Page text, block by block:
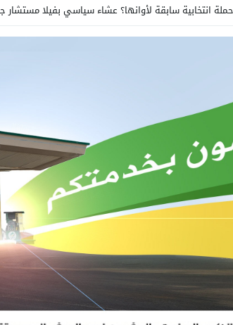
حملة انتخابية سابقة لأوانها؟ عشاء سياسي بفيلا
دولي حول قضايا الشباب والطلبة بالمنتدى
داهي يمثل وفد مدينة العيون في مؤتمر “مينا” العلمي
أتكارت يعلن اعتزال العمل السياسي ويدعو إلى
الحسيمة.. شاب في العشرينات ينهي حياته شنقاً بدوار
الجهوية متعددة الخدمات الدار